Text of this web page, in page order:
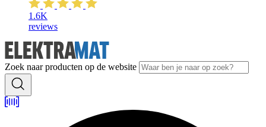
1.6K
reviews
Zoek naar producten op de website